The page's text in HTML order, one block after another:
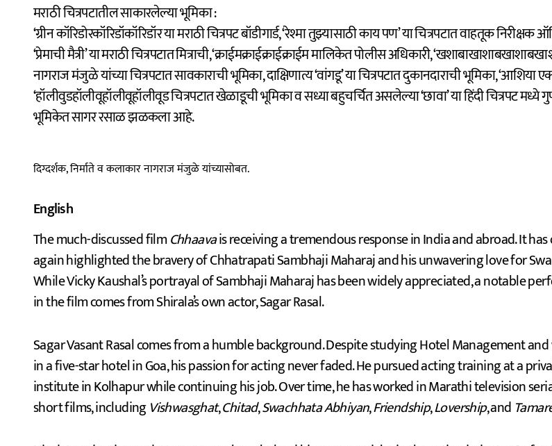
मराठी चित्रपटातील साकारलेल्या भूमिका :
‘ग्रीन कॉरिडोरकॉरिडॉकॉरिडॉर या मराठी चित्रपट बॉडीगार्ड, ‘रेश्मा तुझ्यासाठी काय पण’ या चित्रपटात वाहतूक निरीक्षक
‘प्रेमाची मैत्री’ या मराठी चित्रपटात मित्राची, ‘क्राईमक्राईक्राईक्राईम मालिकेत पोलीस अधिकारी,
नागराज मंजुळे यांच्या चित्रपटात सावकाराची भूमिका, दाक्षिणात्य ‘वांगडू’ या चित्रपटात दुकानदाराची भूमिका, ‘आशिया
‘हॉलीवुडहॉलीवूहॉलीवूहॉलीवूड चित्रपटात खेळाडूची भूमिका व सध्या बहुचर्चित असलेल्या ‘छावा’ या हिंदी चित्रपट मध्ये
भूमिकेत सागर रसाळ झळकला आहे.
दिग्दर्शक, निर्माते व कलाकार नागराज मंजुळे यांच्यासोबत.
English
The much-discussed filmChhaavais receiving a tremendous response in India and abroad. It has
again highlighted the bravery of Chhatrapati Sambhaji Maharaj and his unwavering love for
While Vicky Kaushal’s portrayal of Sambhaji Maharaj has been widely appreciated, a notable
in the film comes from Shirala’s own actor, Sagar Rasal.
Sagar Vasant Rasal comes from a humble background. Despite studying Hotel Management
in a five-star hotel in Goa, his passion for acting never faded. He pursued acting training at a
institute in Kolhapur while continuing his job. Over time, he has worked in Marathi television
short films, includingVishwasghat,Chitad,Swachhata Abhiyan,Friendship,Lovership, and